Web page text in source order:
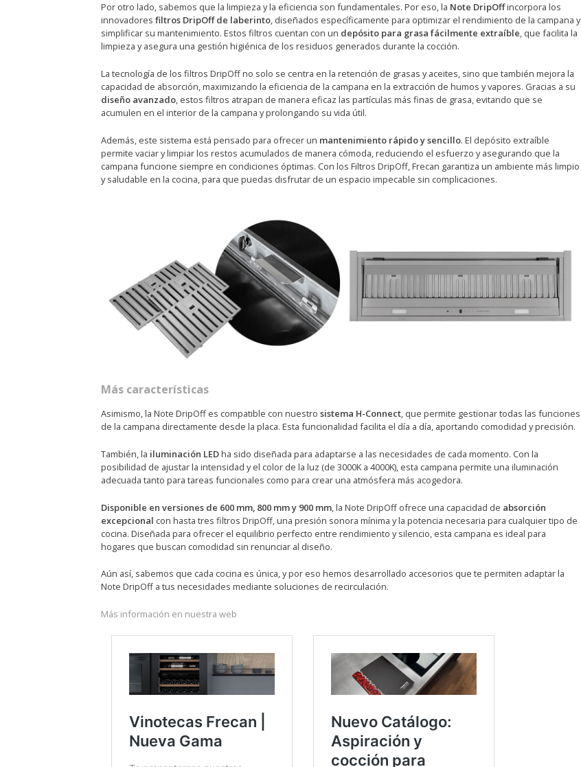
Por otro lado, sabemos que la limpieza y la eficiencia son fundamentales. Por eso, la Note DripOffincorpora los
innovadores filtros DripOff de laberinto, diseñados específicamente para optimizar el rendimiento de la campana y
simplificar su mantenimiento. Estos filtros cuentan con un depósito para grasa fácilmente extraíble, que facilita la
limpieza y asegura una gestión higiénica de los residuos generados durante la cocción.
La tecnología de los filtros DripOff no solo se centra en la retención de grasas y aceites, sino que también mejora la
capacidad de absorción, maximizando la eficiencia de la campana en la extracción de humos y vapores. Gracias a su
diseño avanzado, estos filtros atrapan de manera eficaz las partículas más finas de grasa, evitando que se
acumulen en el interior de la campana y prolongando su vida útil.
Además, este sistema está pensado para ofrecer un mantenimiento rápido y sencillo. El depósito extraíble
permite vaciar y limpiar los restos acumulados de manera cómoda, reduciendo el esfuerzo y asegurando que la
campana funcione siempre en condiciones óptimas. Con los Filtros DripOff, Frecan garantiza un ambiente más limpio
y saludable en la cocina, para que puedas disfrutar de un espacio impecable sin complicaciones.
Más características
Asimismo, la Note DripOff es compatible con nuestro sistema H-Connect, que permite gestionar todas las funciones
de la campana directamente desde la placa. Esta funcionalidad facilita el día a día, aportando comodidad y precisión.
También, la iluminación LEDha sido diseñada para adaptarse a las necesidades de cada momento. Con la
posibilidad de ajustar la intensidad y el color de la luz (de 3000K a 4000K), esta campana permite una iluminación
adecuada tanto para tareas funcionales como para crear una atmósfera más acogedora.
Disponible en versiones de 600 mm, 800 mm y 900 mm, la Note DripOff ofrece una capacidad de absorción
excepcional con hasta tres filtros DripOff, una presión sonora mínima y la potencia necesaria para cualquier tipo de
cocina. Diseñada para ofrecer el equilibrio perfecto entre rendimiento y silencio, esta campana es ideal para
hogares que buscan comodidad sin renunciar al diseño.
Aún así, sabemos que cada cocina es única, y por eso hemos desarrollado accesorios que te permiten adaptar la
Note DripOff a tus necesidades mediante soluciones de recirculación.
Más información en nuestra web